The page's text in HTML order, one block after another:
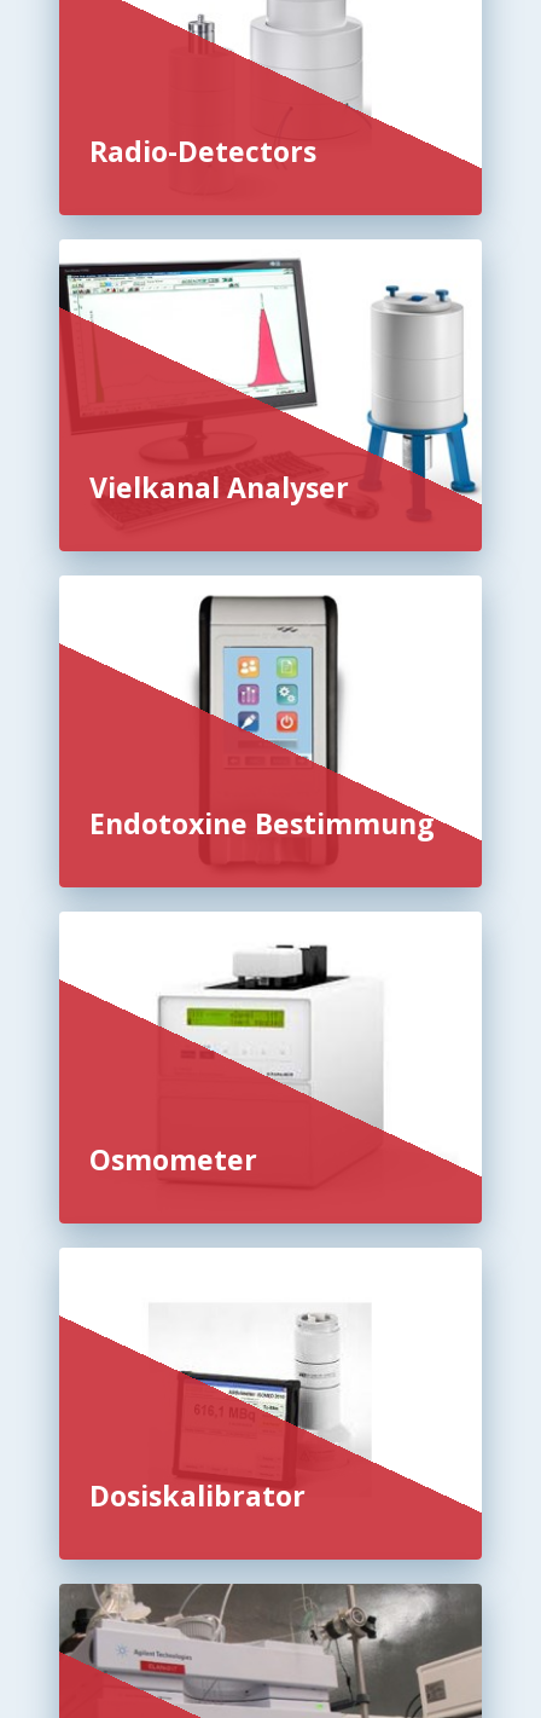
Radio-Detectors
Vielkanal Analyser
Endotoxine Bestimmung
Osmometer
Dosiskalibrator